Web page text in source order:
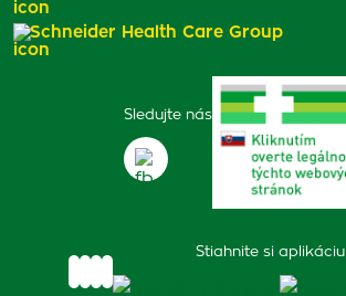
Sledujte nás
Stiahnite si aplikáciu
Schneider Health Care Group